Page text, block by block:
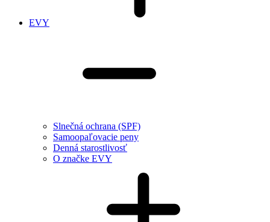
EVY
Slnečná ochrana (SPF)
Samoopaľovacie peny
Denná starostlivosť
O značke EVY